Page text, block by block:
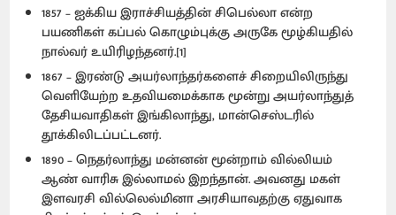
1857 – ஐக்கிய இராச்சியத்தின் சிபெல்லா என்ற
பயணிகள் கப்பல் கொழும்புக்கு அருகே மூழ்கியதில்
நால்வர் உயிரிழந்தனர்.[1]
1867 – இரண்டு அயர்லாந்தர்களைச் சிறையிலிருந்து
வெளியேற்ற உதவியமைக்காக மூன்று அயர்லாந்துத்
தேசியவாதிகள் இங்கிலாந்து, மான்செஸ்டரில்
தூக்கிலிடப்பட்டனர்.
1890 – நெதர்லாந்து மன்னன் மூன்றாம் வில்லியம்
ஆண் வாரிசு இல்லாமல் இறந்தான். அவனது மகள்
இளவரசி வில்லெல்மினா அரசியாவதற்கு ஏதுவாக